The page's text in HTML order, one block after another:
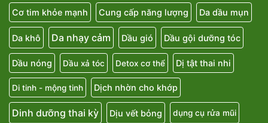
Cơ tim khỏe mạnh Cung cấp năng lượng Da dầu mụn
Da khô Da nhạy cảm Dầu gió Dầu gội dưỡng tóc
Dầu nóng Dầu xả tóc Detox cơ thể Dị tật thai nhi
Di tinh - mộng tinh Dịch nhờn cho khớp
Dinh dưỡng thai kỳ Dịu vết bỏng dụng cụ rửa mũi